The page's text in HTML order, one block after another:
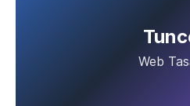
Web